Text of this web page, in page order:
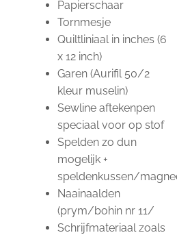
Papierschaar
Tornmesje
Quiltliniaal in inches (6
x 12 inch)
Garen (Aurifil 50/2
kleur muselin)
Sewline aftekenpen
speciaal voor op stof
Spelden zo dun
mogelijk +
speldenkussen/
Naainaalden
(prym/bohin nr 11/
Schrijfmateriaal zoals